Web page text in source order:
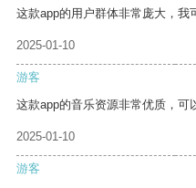
这款app的用户群体非常庞大，我
2025-01-10
游客
这款app的音乐资源非常优质，可
2025-01-10
游客